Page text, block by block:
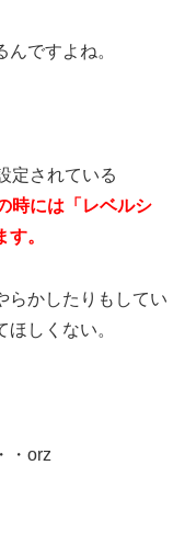
ですよね。
定されている
時には「レベルシ
。
らかしたりもしてい
しくない。
・orz